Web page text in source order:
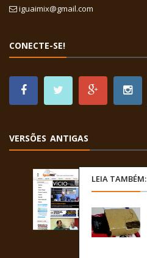
LEIA TAMBÉM:
iguaimix@gmail.com
CONECTE-SE!
VERSÕES ANTIGAS